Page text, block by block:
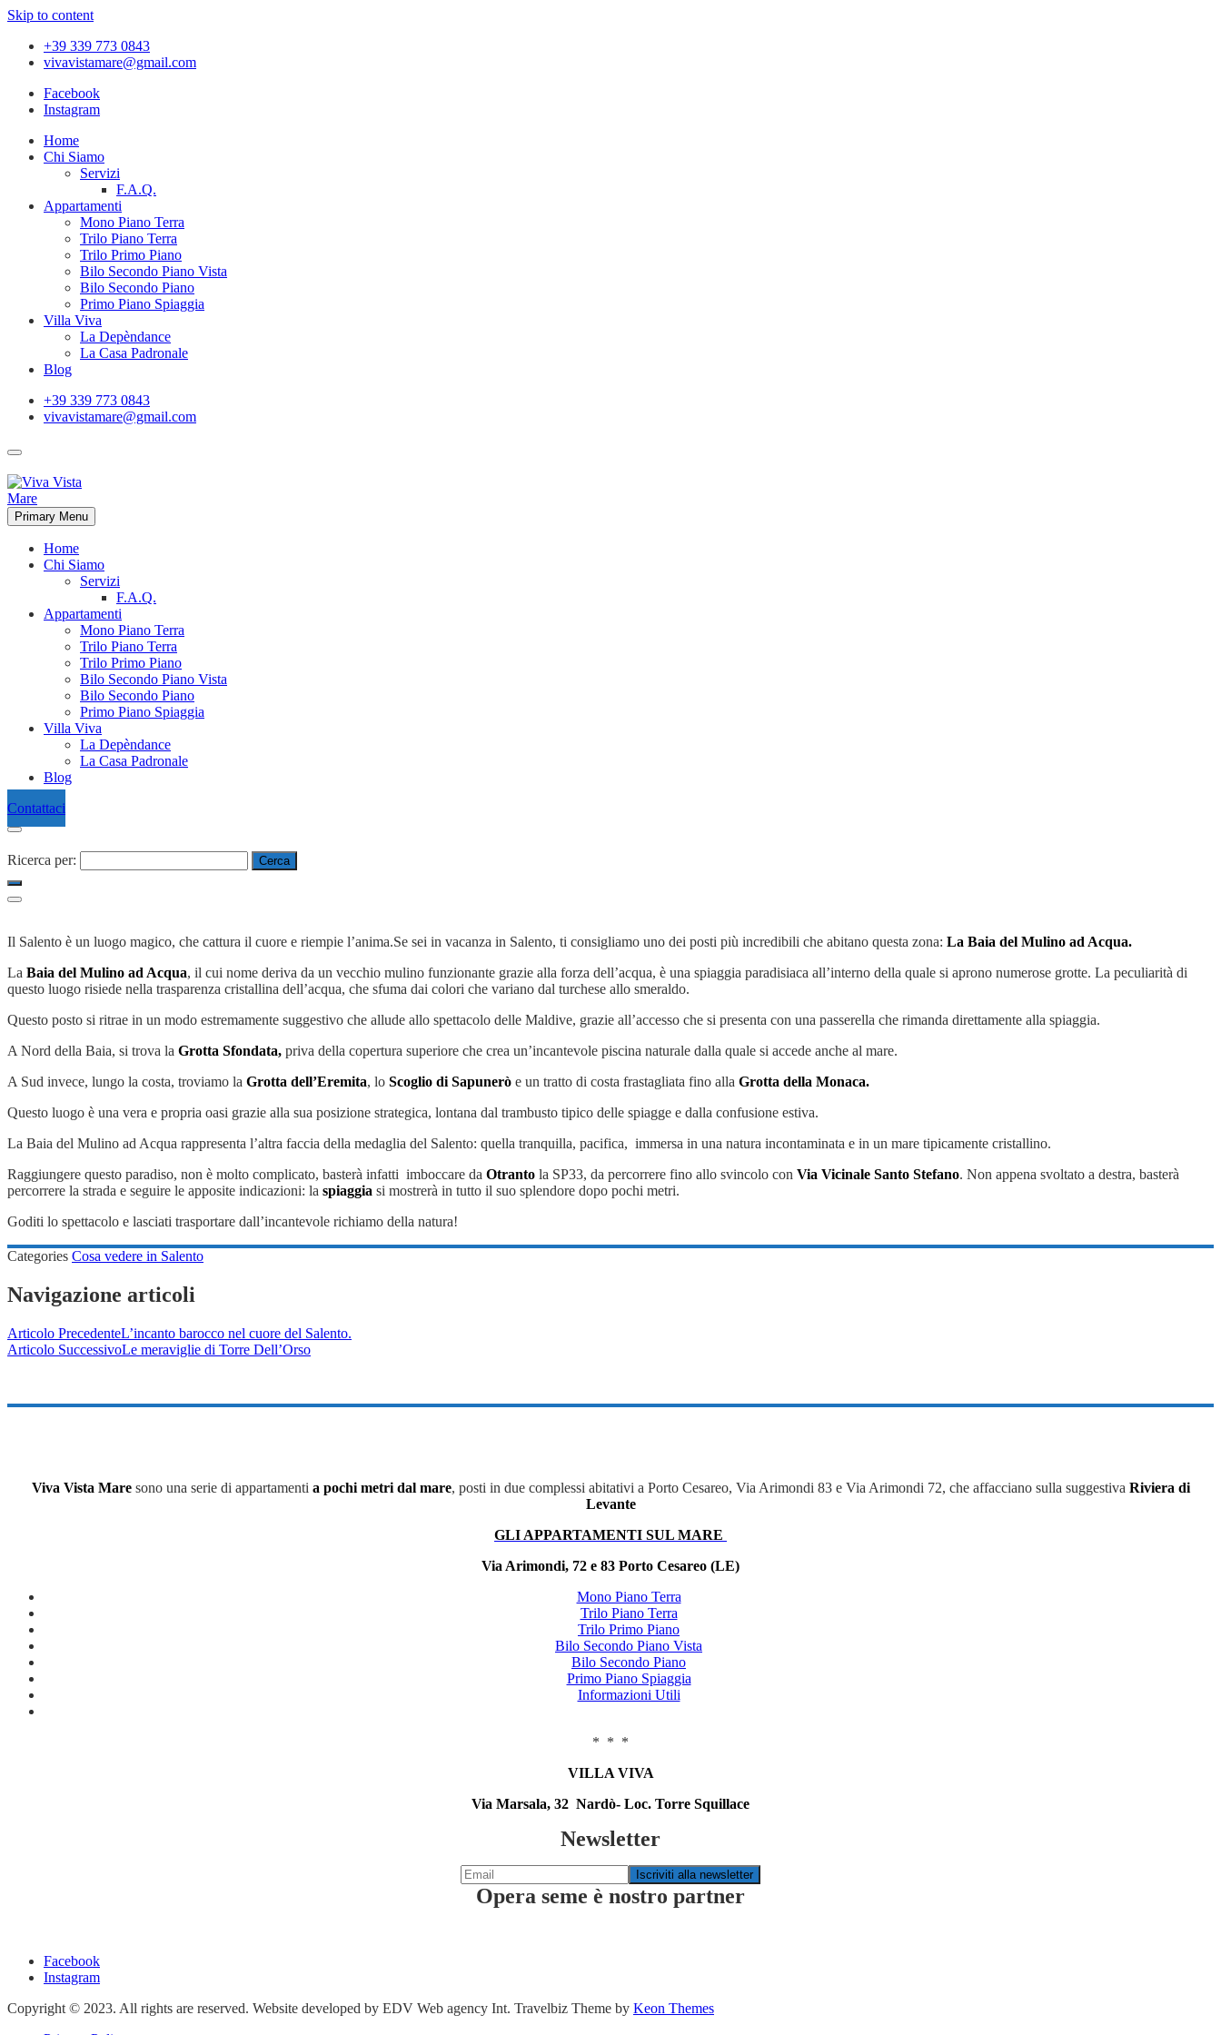
Skip to content
+39 339 773 0843
vivavistamare@gmail.com
Facebook
Instagram
Home
Chi Siamo
Servizi
F.A.Q.
Appartamenti
Mono Piano Terra
Trilo Piano Terra
Trilo Primo Piano
Bilo Secondo Piano Vista
Bilo Secondo Piano
Primo Piano Spiaggia
Villa Viva
La Depèndance
La Casa Padronale
Blog
+39 339 773 0843
vivavistamare@gmail.com
Primary Menu
Home
Chi Siamo
Servizi
F.A.Q.
Appartamenti
Mono Piano Terra
Trilo Piano Terra
Trilo Primo Piano
Bilo Secondo Piano Vista
Bilo Secondo Piano
Primo Piano Spiaggia
Villa Viva
La Depèndance
La Casa Padronale
Blog
Contattaci
Ricerca per:
Il Salento è un luogo magico, che cattura il cuore e riempie l’anima.Se sei in vacanza in Salento, ti consigliamo uno dei posti più incredibili che abitano questa zona: La Baia del Mulino ad Acqua.
La Baia del Mulino ad Acqua, il cui nome deriva da un vecchio mulino funzionante grazie alla forza dell’acqua, è una spiaggia paradisiaca all’interno della quale si aprono numerose grotte. La peculiarità di
questo luogo risiede nella trasparenza cristallina dell’acqua, che sfuma dai colori che variano dal turchese allo smeraldo.
Questo posto si ritrae in un modo estremamente suggestivo che allude allo spettacolo delle Maldive, grazie all’accesso che si presenta con una passerella che rimanda direttamente alla spiaggia.
A Nord della Baia, si trova la Grotta Sfondata, priva della copertura superiore che crea un’incantevole piscina naturale dalla quale si accede anche al mare.
A Sud invece, lungo la costa, troviamo la Grotta dell’Eremita, lo Scoglio di Sapunerò e un tratto di costa frastagliata fino alla Grotta della Monaca.
Questo luogo è una vera e propria oasi grazie alla sua posizione strategica, lontana dal trambusto tipico delle spiagge e dalla confusione estiva.
La Baia del Mulino ad Acqua rappresenta l’altra faccia della medaglia del Salento: quella tranquilla, pacifica, immersa in una natura incontaminata e in un mare tipicamente cristallino.
Raggiungere questo paradiso, non è molto complicato, basterà infatti imboccare da Otranto la SP33, da percorrere fino allo svincolo con Via Vicinale Santo Stefano. Non appena svoltato a destra, basterà
percorrere la strada e seguire le apposite indicazioni: la spiaggia si mostrerà in tutto il suo splendore dopo pochi metri.
Goditi lo spettacolo e lasciati trasportare dall’incantevole richiamo della natura!
Categories Cosa vedere in Salento
Navigazione articoli
Articolo PrecedenteL’incanto barocco nel cuore del Salento.
Articolo SuccessivoLe meraviglie di Torre Dell’Orso
Viva Vista Maresono una serie di appartamenti a pochi metri dal mare, posti in due complessi abitativi a Porto Cesareo, Via Arimondi 83 e Via Arimondi 72, che affacciano sulla suggestiva Riviera di
Levante
GLI APPARTAMENTI SUL MARE
Via Arimondi, 72 e 83 Porto Cesareo (LE)
Mono Piano Terra
Trilo Piano Terra
Trilo Primo Piano
Bilo Secondo Piano Vista
Bilo Secondo Piano
Primo Piano Spiaggia
Informazioni Utili
* * *
VILLA VIVA
Via Marsala, 32 Nardò- Loc. Torre Squillace
Newsletter
Opera seme è nostro partner
Facebook
Instagram
Copyright © 2023. All rights are reserved. Website developed by EDV Web agency Int. Travelbiz Theme by Keon Themes